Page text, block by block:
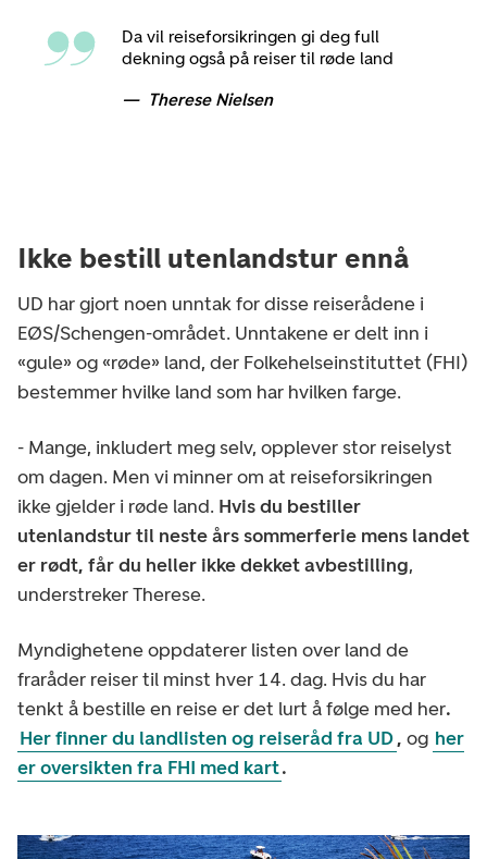
Da vil reiseforsikringen gi deg full
dekning også på reiser til røde land
Therese Nielsen
Ikke bestill utenlandstur ennå
UD har gjort noen unntak for disse reiserådene i
EØS/Schengen-området. Unntakene er delt inn i
«gule» og «røde» land, der Folkehelseinstituttet (FHI)
bestemmer hvilke land som har hvilken farge.
- Mange, inkludert meg selv, opplever stor reiselyst
om dagen. Men vi minner om at reiseforsikringen
ikke gjelder i røde land. Hvis du bestiller
utenlandstur til neste års sommerferie mens landet
er rødt, får du heller ikke dekket avbestilling,
understreker Therese.
Myndighetene oppdaterer listen over land de
fraråder reiser til minst hver 14. dag. Hvis du har
tenkt å bestille en reise er det lurt å følge med her.
Her finner du landlisten og reiseråd fra UD, og her
er oversikten fra FHI med kart.